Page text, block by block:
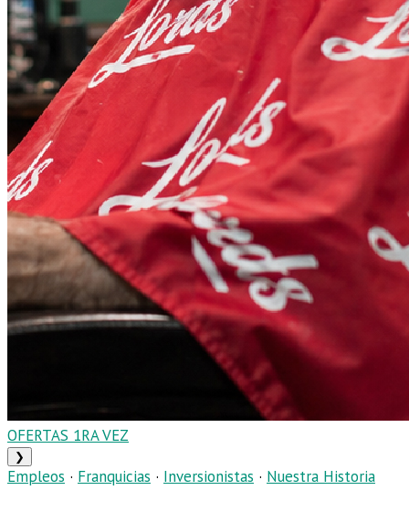
OFERTAS 1RA VEZ
❯
Empleos · Franquicias · Inversionistas · Nuestra Historia